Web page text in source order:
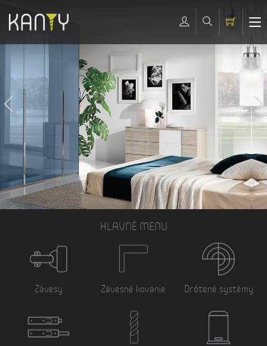
HLAVNÉ MENU
Závesy Závesné kovanie Drôtené systémy